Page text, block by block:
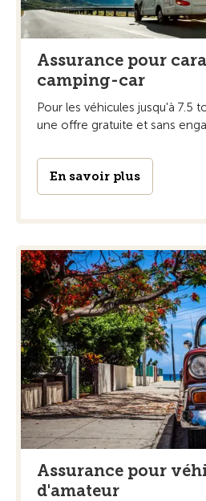
Assurance pour
camping-car
Pour les véhicules jusqu'à 7.5
une offre gratuite et sans
En savoir plus
Assurance pour
d'amateur